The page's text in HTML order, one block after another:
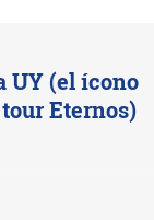
UY (el ícono
Eternos)